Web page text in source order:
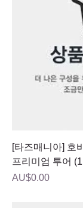
[타즈매니아] 호
프리미엄 투어
가격
AU$0.00